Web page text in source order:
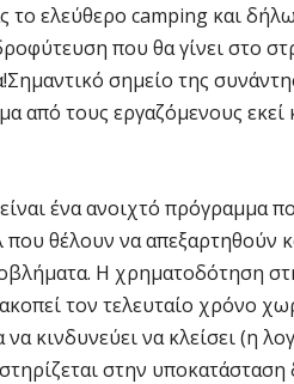
το ελεύθερο camping και
που θα γίνει στο
σημείο της
από τους εργαζόμενους εκεί
ένα ανοιχτό πρόγραμμα
θέλουν να απεξαρτηθούν
Η χρηματοδότηση
τον τελευταίο χρόνο
κινδυνεύει να κλείσει (η
στην